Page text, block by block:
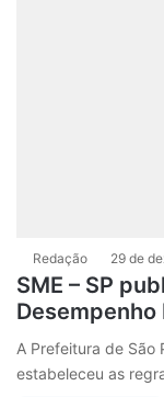
Redação 29 de
SME – SP
Desempenho
A Prefeitura de São
estabeleceu as